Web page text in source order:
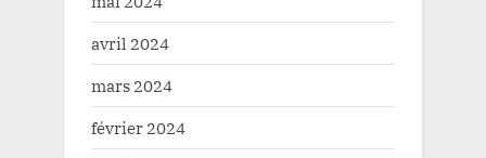
avril 2024
mars 2024
février 2024